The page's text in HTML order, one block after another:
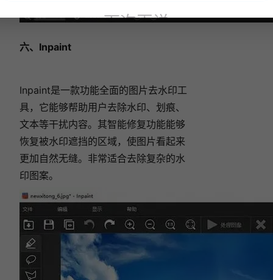
六、Inpaint
Inpaint是一款功能全面的图片去水印工
具，它能够帮助用户去除水印、划痕、
文本等干扰内容。其智能修复功能能够
恢复被水印遮挡的区域，使图片看起来
更加自然无缝。非常适合去除复杂的水
印图案。
下次再说